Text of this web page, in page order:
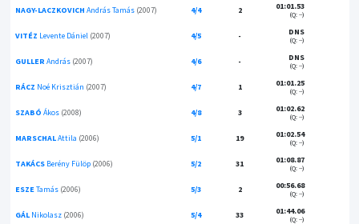
NAGY-LACZKOVICH András Tamás(2007) 4/4 2 01:01.53
(Q: --)
VITÉZ Levente Dániel(2007) 4/5 - DNS
(Q: --)
GULLER András (2007) 4/6 - DNS
(Q: --)
RÁCZ Noé Krisztián (2007) 4/7 1 01:01.25
(Q: --)
SZABÓ Ákos (2008) 4/8 3 01:02.62
(Q: --)
MARSCHALAttila (2006) 5/1 19 01:02.54
(Q: --)
TAKÁCSBerény Fülöp(2006) 5/2 31 01:08.87
(Q: --)
ESZETamás (2006) 5/3 2 00:56.68
(Q: --)
GÁLNikolasz (2006) 5/4 33 01:44.06
(Q: --)